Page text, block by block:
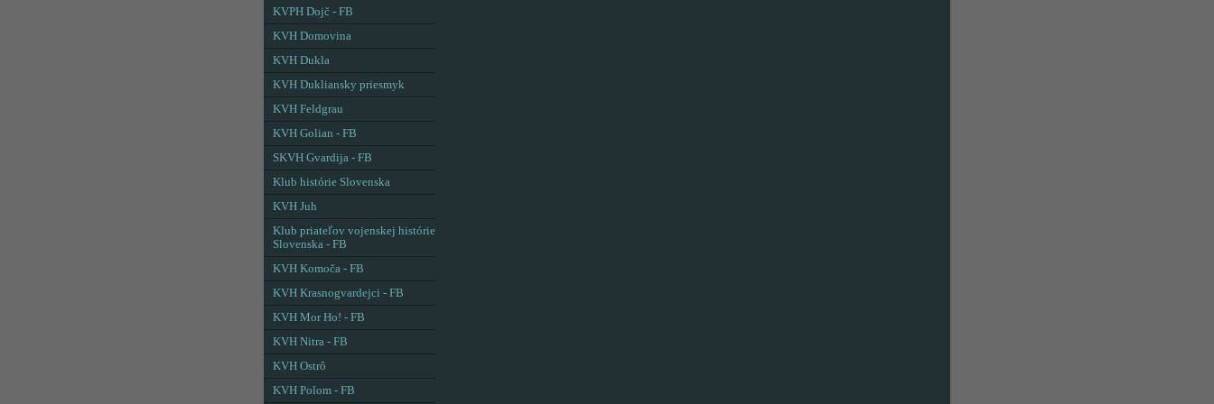
KVPH Dojč - FB
KVH Domovina
KVH Dukla
KVH Dukliansky priesmyk
KVH Feldgrau
KVH Golian - FB
SKVH Gvardija - FB
Klub histórie Slovenska
KVH Juh
Klub priateľov vojenskej histórie
Slovenska - FB
KVH Komoča - FB
KVH Krasnogvardejci - FB
KVH Mor Ho! - FB
KVH Nitra - FB
KVH Ostrô
KVH Polom - FB